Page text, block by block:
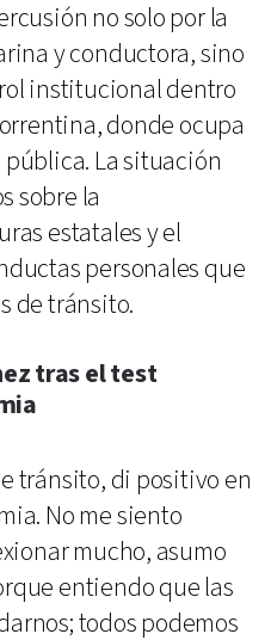
no solo por la
y conductora, sino
institucional dentro
donde ocupa
La situación
sobre la
estatales y el
personales que
de tránsito.
tras el test
tránsito, di positivo en
No me siento
mucho, asumo
entiendo que las
todos podemos